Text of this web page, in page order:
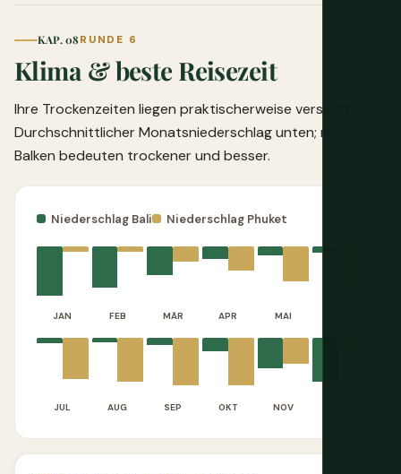
KAP. 08RUNDE 6
Klima & beste Reisezeit
Ihre Trockenzeiten liegen praktischerweise versetzt.
Durchschnittlicher Monatsniederschlag unten; niedrigere
Balken bedeuten trockener und besser.
Niederschlag Bali Niederschlag Phuket
JAN FEB MÄR APR MAI
JUL AUG SEP OKT NOV